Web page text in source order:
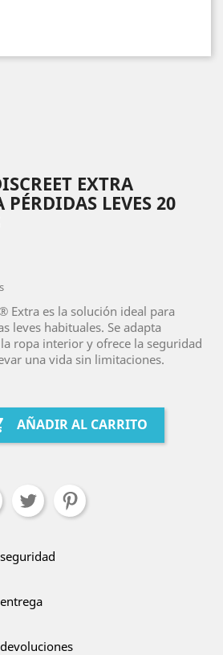
EXTRA
PÉRDIDAS LEVES 20
Extra es la solución ideal para
leves habituales. Se adapta
ropa interior y ofrece la seguridad
una vida sin limitaciones.
AÑADIR AL CARRITO